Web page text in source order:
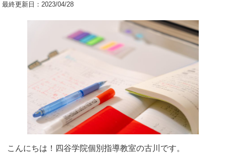
最終更新日：2023/04/28
こんにちは！四谷学院個別指導教室の古川です。